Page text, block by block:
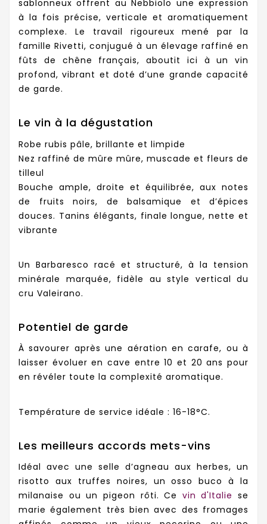
sablonneux offrent au Nebbiolo une expression
à la fois précise, verticale et aromatiquement
complexe. Le travail rigoureux mené par la
famille Rivetti, conjugué à un élevage raffiné en
fûts de chêne français, aboutit ici à un vin
profond, vibrant et doté d’une grande capacité
de garde.
Le vin à la dégustation
Robe rubis pâle, brillante et limpide
Nez raffiné de mûre mûre, muscade et fleurs de
tilleul
Bouche ample, droite et équilibrée, aux notes
de fruits noirs, de balsamique et d’épices
douces. Tanins élégants, finale longue, nette et
vibrante
Un Barbaresco racé et structuré, à la tension
minérale marquée, fidèle au style vertical du
cru Valeirano.
Potentiel de garde
À savourer après une aération en carafe, ou à
laisser évoluer en cave entre 10 et 20 ans pour
en révéler toute la complexité aromatique.
Température de service idéale : 16-18°C.
Les meilleurs accords mets-vins
Idéal avec une selle d’agneau aux herbes, un
risotto aux truffes noires, un osso buco à la
milanaise ou un pigeon rôti. Ce vin d'Italie se
marie également très bien avec des fromages